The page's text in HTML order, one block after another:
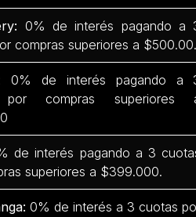
0% de interés pagando a
compras superiores a
0% de interés pagando a
por compras superiores
de interés pagando a 3
superiores a $399.000.
0% de interés a 3 cuotas